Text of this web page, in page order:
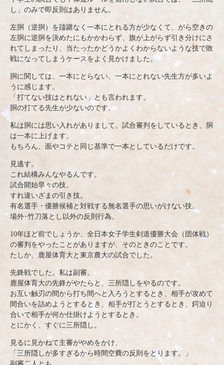
し」のみで即反則はありません。
左胴（逆胴）を躊躇なく一本にとれる方が少なくて、がら空きの
左胴に逆胴を決めたにもかかわらず、旗が上がらず引き分けにさ
れてしまったり、当たったかどうかよくわからないような技で敗
戦になってしまうケースをよく見かけました。
胴に関しては、一本にとらない、一本にとれない先生方が多いよ
うに感じます。
「打てない技はとれない」とも言われます。
胴の打てる先生が少ないのです。
私は胴には思い入れがありまして、試合審判をしているとき、胴
は一本に上げます。
もちろん、面やコテと同じ基準で一本としているだけです。
見逃す。
これ結構みんなやるんです。
試合開始早々の技。
すれ違いざまの引き技。
有名選手・優勝候補と対戦する無名選手の思いがけない技。
場外･竹刀落とし以外の反則行為。
10年ほど前でしょうか、全日本女子学生剣道優勝大会（団体戦）
の審判をやったことがありますが、そのときのことです。
たしか、鹿屋体育大と東京農大の試合でした。
先鋒戦でした。私は副審。
鹿屋体育大の先鋒がやたらと、三所隠しをやるのです。
お互い触刃の間から打ち間へと入ろうとするとき、相手が攻めて
間合いを詰めようとするとき、相手が打とうとするとき、鍔迫り
合いで相手が何か仕掛けようとするとき。
とにかく、すぐに三所隠し。
見るに見かねて主審がやめをかけ、
「三所隠しが多すぎるから時間空費の反則をとります。」